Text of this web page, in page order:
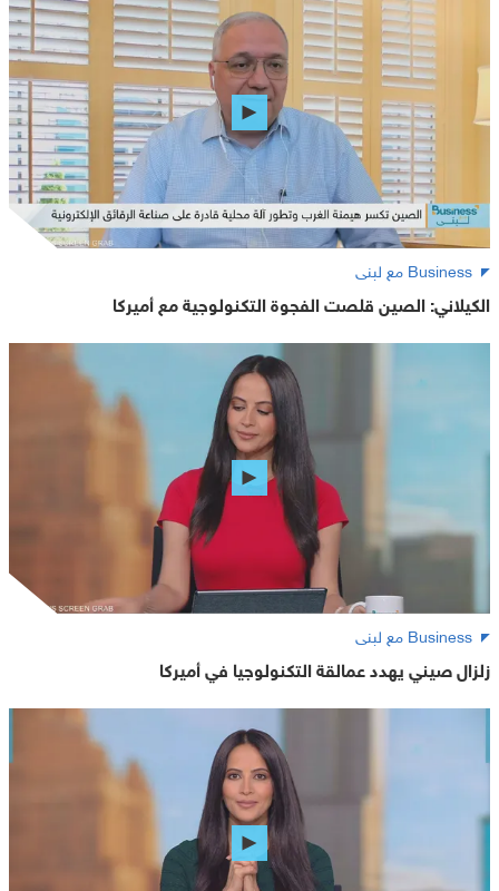
Business مع لبنى
الكيلاني: الصين قلصت الفجوة التكنولوجية مع أميركا
Business مع لبنى
زلزال صيني يهدد عمالقة التكنولوجيا في أميركا